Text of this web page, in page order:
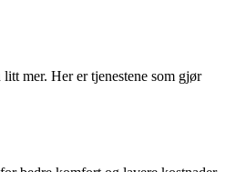
mer. Her er tjenestene som gjør